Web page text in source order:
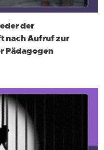
der
nach Aufruf zur
Pädagogen